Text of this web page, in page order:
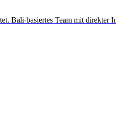
Bali-basiertes Team mit direkter